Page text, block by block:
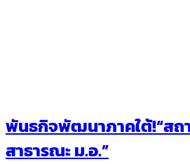
พันธกิจพัฒนาภาคใต้!“สถ
สาธารณะ ม.อ.”